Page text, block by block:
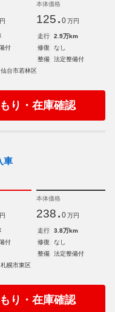
本体価格
125. 0 万円
走行
2.9万km
付 修復
なし
整備
法定整備付
台市若林区
り・在庫確認
車
本体価格
238. 0 万円
走行
3.8万km
付 修復
なし
整備
法定整備付
幌市東区
り・在庫確認